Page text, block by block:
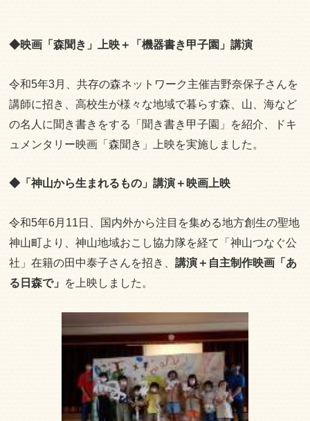
◆映画「森聞き」上映＋「機器書き甲子園」講演
令和5年3月、共存の森ネットワーク主催吉野奈保子さんを
講師に招き、高校生が様々な地域で暮らす森、山、海など
の名人に聞き書きをする「聞き書き甲子園」を紹介、ドキ
ュメンタリー映画「森聞き」上映を実施しました。
◆「神山から生まれるもの」講演＋映画上映
令和5年6月11日、国内外から注目を集める地方創生の聖地
神山町より、神山地域おこし協力隊を経て「神山つなぐ公
社」在籍の田中泰子さんを招き、講演＋自主制作映画「あ
る日森で」 を上映しました。